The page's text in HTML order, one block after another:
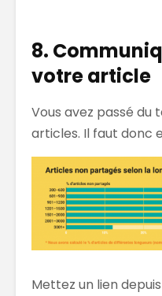
8.
votre article
Vous avez passé du
articles. Il faut donc
Mettez un lien